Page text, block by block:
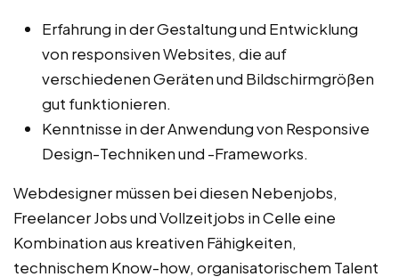
Erfahrung in der Gestaltung und Entwicklung
von responsiven Websites, die auf
verschiedenen Geräten und Bildschirmgrößen
gut funktionieren.
Kenntnisse in der Anwendung von Responsive
Design-Techniken und -Frameworks.
Webdesigner müssen bei diesen Nebenjobs,
Freelancer Jobs und Vollzeitjobs in Celle eine
Kombination aus kreativen Fähigkeiten,
technischem Know-how, organisatorischem Talent